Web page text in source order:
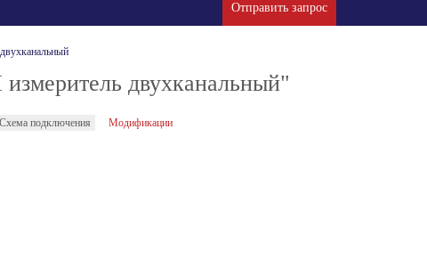
Отправить запрос
двухканальный"
Схема подключения Модификации